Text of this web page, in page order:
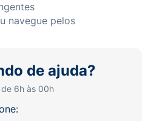
navegue pelos
de ajuda?
6h às 00h